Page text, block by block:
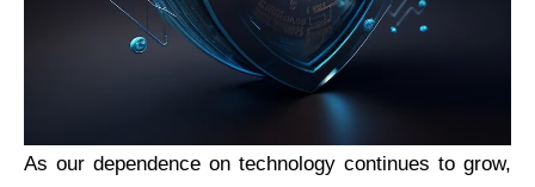
As our dependence on technology continues to grow,